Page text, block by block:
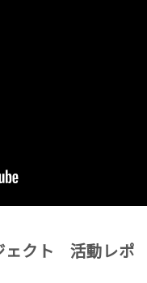
ェクト 活動レポ